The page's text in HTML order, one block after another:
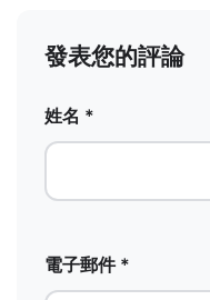
發表您的評論
姓名 *
電子郵件 *